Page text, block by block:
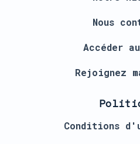
Nous
Accéder
Rejoignez
Conditions